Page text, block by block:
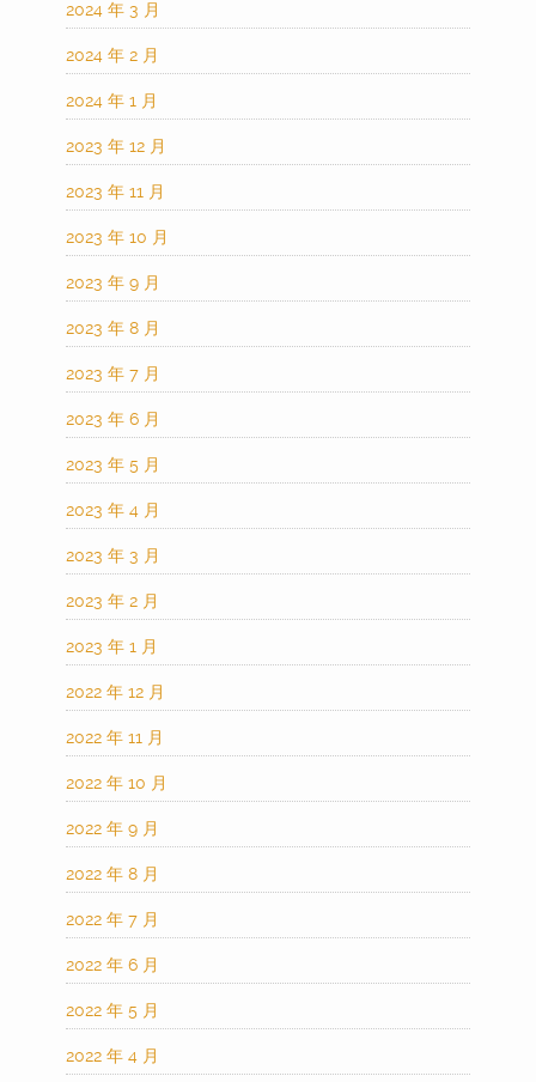
2024 年 3 月
2024 年 2 月
2024 年 1 月
2023 年 12 月
2023 年 11 月
2023 年 10 月
2023 年 9 月
2023 年 8 月
2023 年 7 月
2023 年 6 月
2023 年 5 月
2023 年 4 月
2023 年 3 月
2023 年 2 月
2023 年 1 月
2022 年 12 月
2022 年 11 月
2022 年 10 月
2022 年 9 月
2022 年 8 月
2022 年 7 月
2022 年 6 月
2022 年 5 月
2022 年 4 月